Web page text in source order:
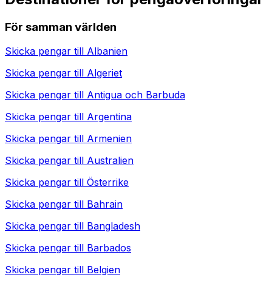
För samman världen
Skicka pengar till Albanien
Skicka pengar till Algeriet
Skicka pengar till Antigua och Barbuda
Skicka pengar till Argentina
Skicka pengar till Armenien
Skicka pengar till Australien
Skicka pengar till Österrike
Skicka pengar till Bahrain
Skicka pengar till Bangladesh
Skicka pengar till Barbados
Skicka pengar till Belgien